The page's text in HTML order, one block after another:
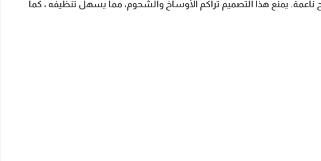
يمنع هذا التصميم تراكم الأوساخ والشحوم، مما يسهل تنظيفه ، كما